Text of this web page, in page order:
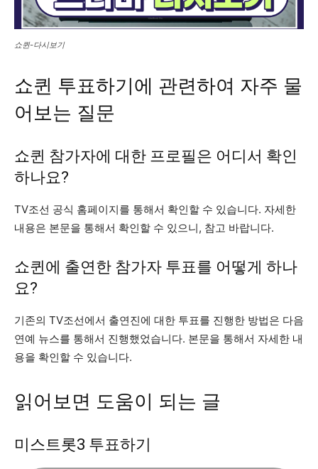
쇼퀸-다시보기
쇼퀸 투표하기에 관련하여 자주 물
어보는 질문
쇼퀸 참가자에 대한 프로필은 어디서 확인
하나요?
TV조선 공식 홈페이지를 통해서 확인할 수 있습니다. 자세한
내용은 본문을 통해서 확인할 수 있으니, 참고 바랍니다.
쇼퀸에 출연한 참가자 투표를 어떻게 하나
요?
기존의 TV조선에서 출연진에 대한 투표를 진행한 방법은 다음
연예 뉴스를 통해서 진행했었습니다. 본문을 통해서 자세한 내
용을 확인할 수 있습니다.
읽어보면 도움이 되는 글
미스트롯3 투표하기